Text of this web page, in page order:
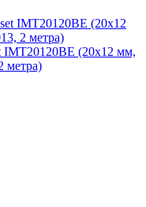
IMT20120BE (20x12 мм,
метра)